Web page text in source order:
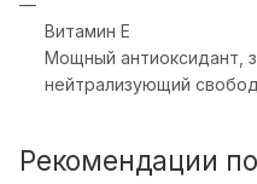
Витамин E
Мощный антиоксидант,
нейтрализующий
Рекомендации